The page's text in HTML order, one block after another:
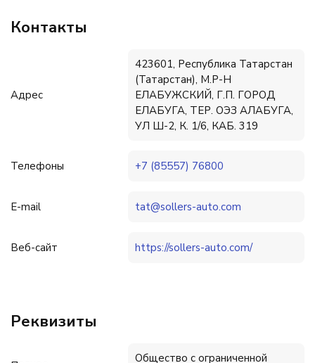
Контакты
Адрес
423601, Республика Татарстан
(Татарстан), М.Р-Н
ЕЛАБУЖСКИЙ, Г.П. ГОРОД
ЕЛАБУГА, ТЕР. ОЭЗ АЛАБУГА,
УЛ Ш-2, К. 1/6, КАБ. 319
Телефоны +7 (85557) 76800
E-mail tat@sollers-auto.com
Веб-сайт https://sollers-auto.com/
Реквизиты
Общество с ограниченной